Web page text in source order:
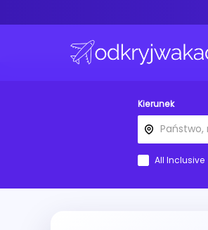
Kierunek
All Inclusive